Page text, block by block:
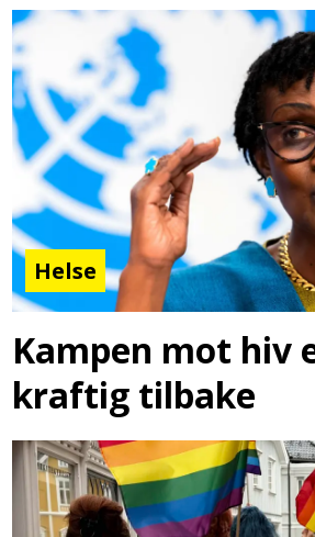
Helse
Kampen mot hiv
kraftig tilbake